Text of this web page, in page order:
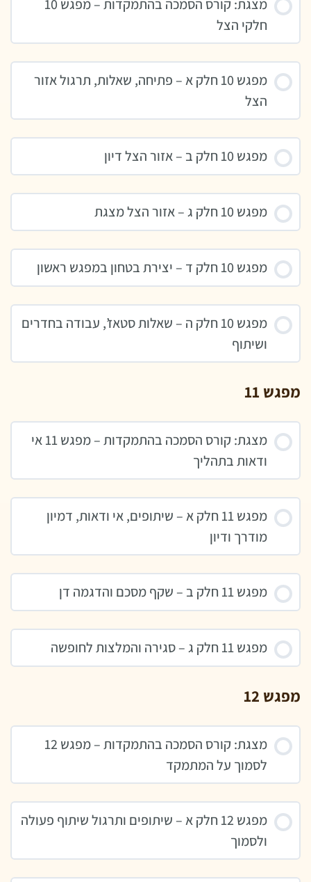
מצגת: קורס הסמכה בהתמקדות – מפגש 10
חלקי הצל
מפגש 10 חלק א – פתיחה, שאלות, תרגול אזור
הצל
מפגש 10 חלק ב – אזור הצל דיון
מפגש 10 חלק ג – אזור הצל מצגת
מפגש 10 חלק ד – יצירת בטחון במפגש ראשון
מפגש 10 חלק ה – שאלות סטאז’, עבודה בחדרים
ושיתוף
מפגש 11
מצגת: קורס הסמכה בהתמקדות – מפגש 11 אי
ודאות בתהליך
מפגש 11 חלק א – שיתופים, אי ודאות, דמיון
מודרך ודיון
מפגש 11 חלק ב – שקף מסכם והדגמה דן
מפגש 11 חלק ג – סגירה והמלצות לחופשה
מפגש 12
מצגת: קורס הסמכה בהתמקדות – מפגש 12
לסמוך על המתמקד
מפגש 12 חלק א – שיתופים ותרגול שיתוף פעולה
ולסמוך